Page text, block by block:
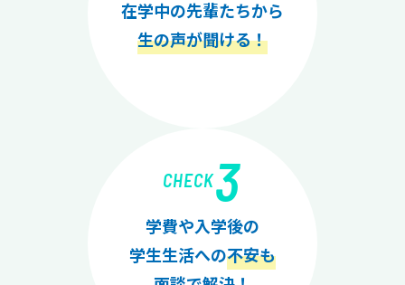
在学中の先輩たちから
生の声が聞ける！
CHECK3
学費や入学後の
学生生活への不安も